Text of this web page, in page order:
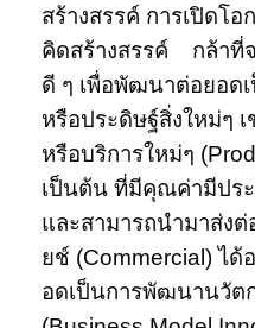
สร้างสรรค์ การเปิดโ
คิดสร้างสรรค์ กล้าที่
ดี ๆ เพื่อพัฒนาต่อยอด
หรือประดิษฐ์สิ่งใหม่ๆ
หรือบริการใหม่ๆ
เป็นต้น ที่มีคุณค่ามีปร
และสามารถนำมาส่ง
ยช์ (Commercial) ได้
อดเป็นการพัฒนานวัต